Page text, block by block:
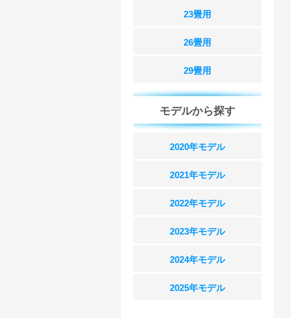
23畳用
26畳用
29畳用
モデルから探す
2020年モデル
2021年モデル
2022年モデル
2023年モデル
2024年モデル
2025年モデル